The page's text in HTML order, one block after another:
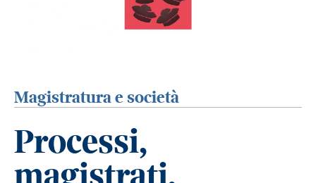
Magistratura e società
Processi,